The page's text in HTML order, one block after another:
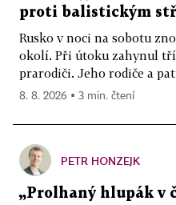
proti balistickým
Rusko v noci na sobotu
okolí. Při útoku zahynul
prarodiči. Jeho rodiče a
8. 8. 2026 ▪ 3 min. čtení
PETR HONZEJK
„Prolhaný hlupák v